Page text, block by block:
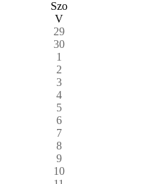
Szo
V
29
30
1
2
3
4
5
6
7
8
9
10